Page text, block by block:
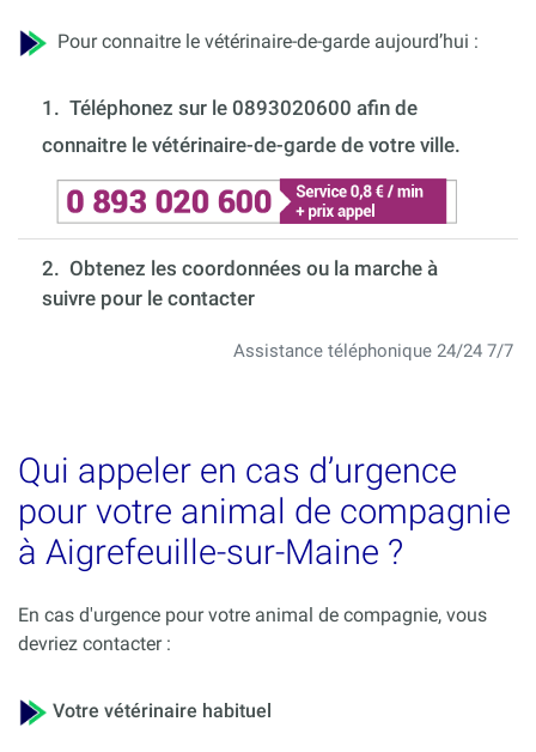
Pour connaitre le vétérinaire-de-garde aujourd’hui :
1. Téléphonez sur le 0893020600 afin de
connaitre le vétérinaire-de-garde de votre ville.
2. Obtenez les coordonnées ou la marche à
suivre pour le contacter
Assistance téléphonique 24/24 7/7
Qui appeler en cas d’urgence
pour votre animal de compagnie
à Aigrefeuille-sur-Maine ?
En cas d'urgence pour votre animal de compagnie, vous
devriez contacter :
Votre vétérinaire habituel